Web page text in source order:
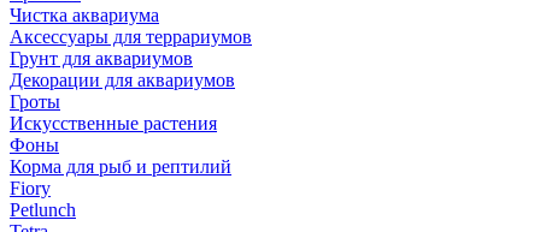
Чистка аквариума
Аксессуары для террариумов
Грунт для аквариумов
Декорации для аквариумов
Гроты
Искусственные растения
Фоны
Корма для рыб и рептилий
Fiory
Petlunch